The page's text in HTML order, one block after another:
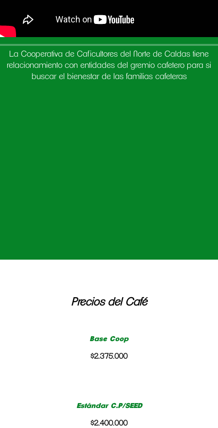
La Cooperativa de Caficultores del Norte de Caldas tiene
relacionamiento con entidades del gremio cafetero para si
buscar el bienestar de las familias cafeteras
Precios del Café
Base Coop
$2.375.000
Estándar C.P/SEED
$2.400.000